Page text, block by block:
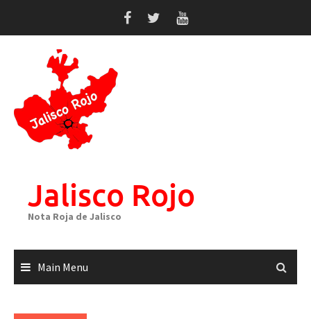
Jalisco Rojo
Nota Roja de Jalisco
Main Menu